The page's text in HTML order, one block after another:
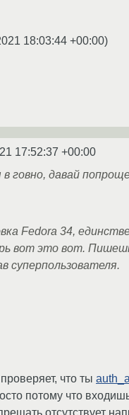
18:03:44 +00:00)
17:52:37 +00:00
говно, давай
Fedora 34,
вот это вот.
суперпользователя.
что ты
потому что
отсутствует